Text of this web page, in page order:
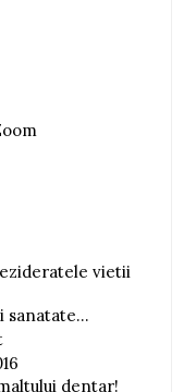
vietii
sanatate...
dentar!